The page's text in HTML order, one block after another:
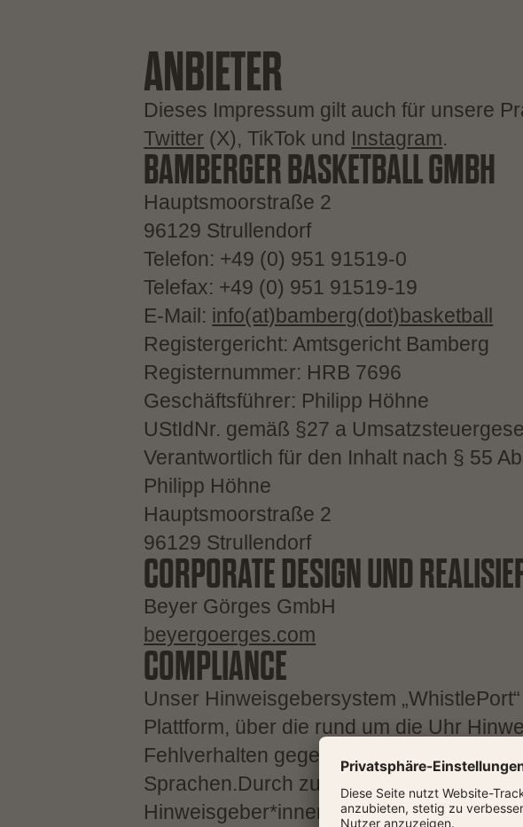
ANBIETER
Dieses Impressum gilt auch für unsere
Twitter (X), TikTok und Instagram.
BAMBERGER BASKETBALL GMBH
Hauptsmoorstraße 2
96129 Strullendorf
Telefon: +49 (0) 951 91519-0
Telefax: +49 (0) 951 91519-19
E-Mail: info(at)bamberg(dot)basketball
Registergericht: Amtsgericht Bamberg
Registernummer: HRB 7696
Geschäftsführer: Philipp Höhne
UStIdNr. gemäß §27 a
Verantwortlich für den Inhalt nach § 55
Philipp Höhne
Hauptsmoorstraße 2
96129 Strullendorf
CORPORATE DESIGN UND
Beyer Görges GmbH
beyergoerges.com
COMPLIANCE
Unser Hinweisgebersystem
Plattform, über die rund um die Uhr
Fehlverhalten gegeben werden können –
Sprachen.Durch zuverlässige
Hinweisgeber*innen vor Sanktionen wird